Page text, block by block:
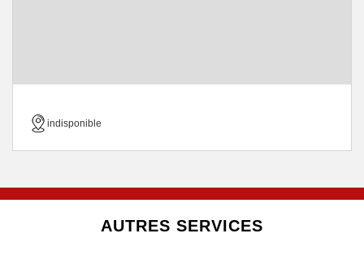
indisponible
AUTRES SERVICES